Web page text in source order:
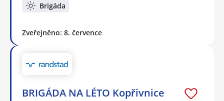
Brigáda
Zveřejněno: 8. července
BRIGÁDA NA LÉTO Kopřivnice